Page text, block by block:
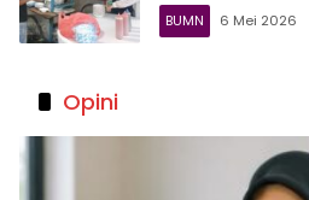
BUMN 6 Mei 2026
Opini